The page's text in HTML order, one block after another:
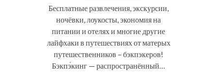
Бесплатные развлечения, экскурсии,
ночёвки, лоукосты, экономия на
питании и отелях и многие другие
лайфхаки в путешествиях от матерых
путешественников – бэкпэкеров!
Бэкпэ́кинг — распространённый…